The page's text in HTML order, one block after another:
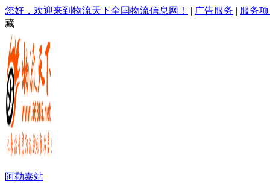
您好，欢迎来到物流天下全国物流信息网！ | 广告服务 | 服务
藏
阿勒泰站